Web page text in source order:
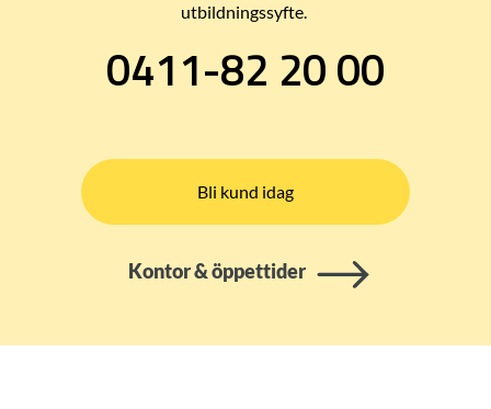
utbildningssyfte.
0411-82 20 00
Bli kund idag
Kontor & öppettider